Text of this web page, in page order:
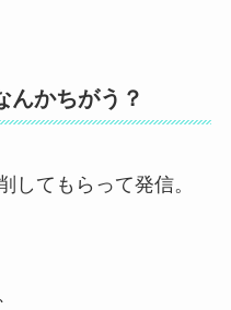
んかちがう？
してもらって発信。